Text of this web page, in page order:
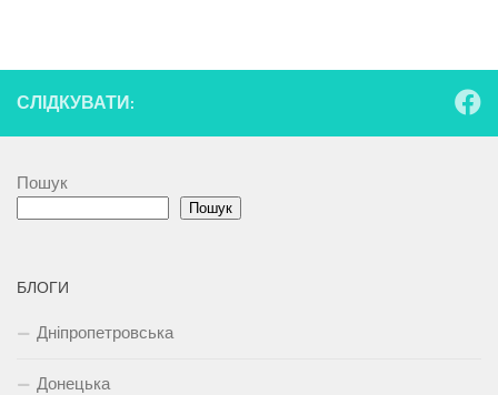
СЛІДКУВАТИ:
Пошук
Пошук
БЛОГИ
Дніпропетровська
Донецька